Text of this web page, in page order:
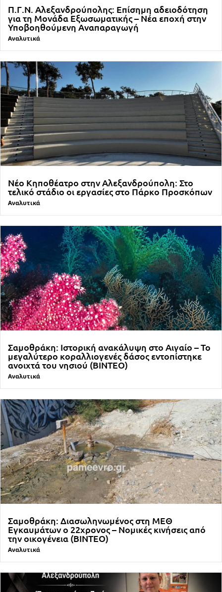
Π.Γ.Ν. Αλεξανδρούπολης: Επίσημη αδειοδότηση
για τη Μονάδα Εξωσωματικής – Νέα εποχή στην
Υποβοηθούμενη Αναπαραγωγή
Αναλυτικά
Νέο Κηποθέατρο στην Αλεξανδρούπολη: Στο
τελικό στάδιο οι εργασίες στο Πάρκο Προσκόπων
Αναλυτικά
Σαμοθράκη: Ιστορική ανακάλυψη στο Αιγαίο – Το
μεγαλύτερο κοραλλιογενές δάσος εντοπίστηκε
ανοιχτά του νησιού (ΒΙΝΤΕΟ)
Αναλυτικά
Σαμοθράκη: Διασωληνωμένος στη ΜΕΘ
Εγκαυμάτων ο 22χρονος – Νομικές κινήσεις από
την οικογένεια (ΒΙΝΤΕΟ)
Αναλυτικά